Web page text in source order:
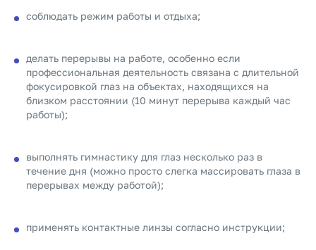
соблюдать режим работы и отдыха;
делать перерывы на работе, особенно если
профессиональная деятельность связана с длительной
фокусировкой глаз на объектах, находящихся на
близком расстоянии (10 минут перерыва каждый час
работы);
выполнять гимнастику для глаз несколько раз в
течение дня (можно просто слегка массировать глаза в
перерывах между работой);
применять контактные линзы согласно инструкции;